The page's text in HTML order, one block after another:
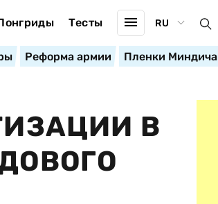
Тесты RU
Реформа армии Пленки Миндича
В